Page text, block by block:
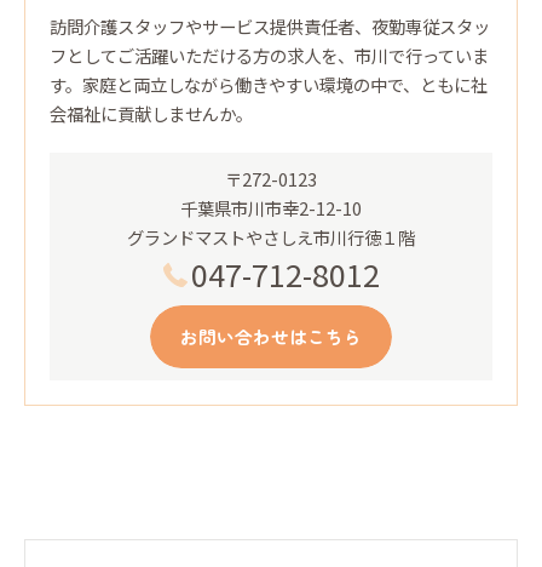
訪問介護スタッフやサービス提供責任者、夜勤専従スタッ
フとしてご活躍いただける方の求人を、市川で行っていま
す。家庭と両立しながら働きやすい環境の中で、ともに社
会福祉に貢献しませんか。
〒272-0123
千葉県市川市幸2-12-10
グランドマストやさしえ市川行徳１階
047-712-8012
お問い合わせはこちら